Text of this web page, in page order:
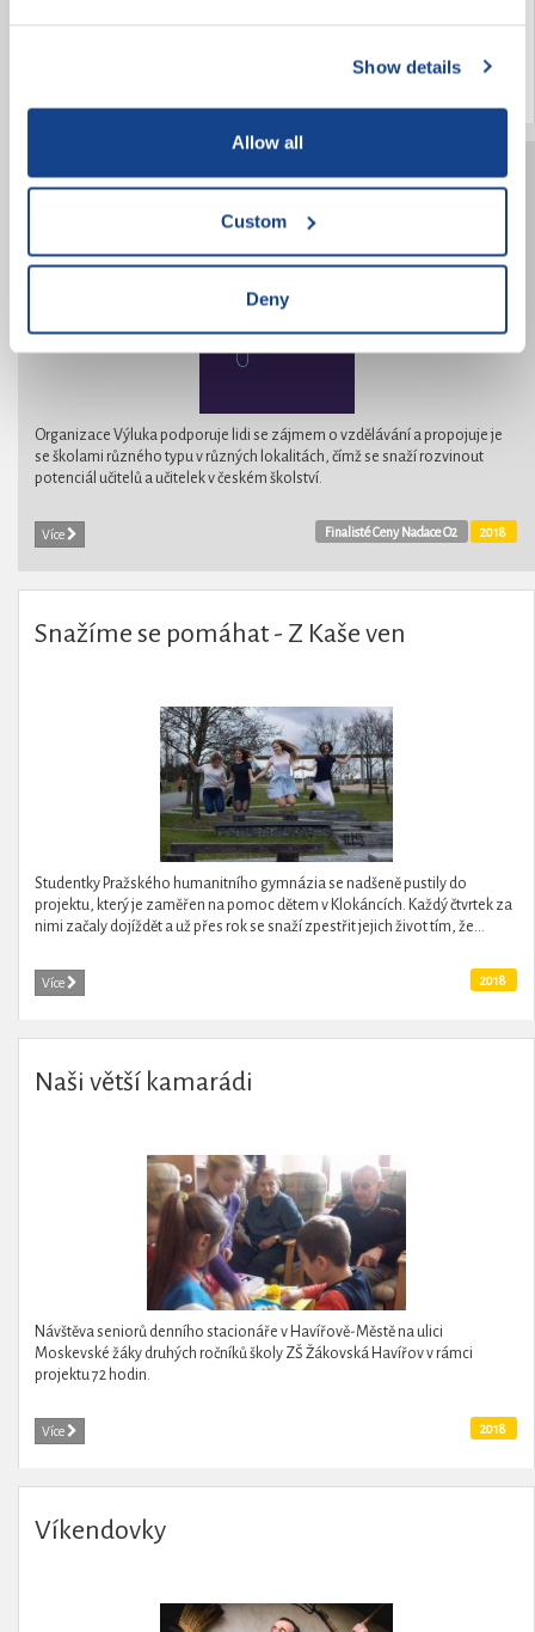
Show details
Allow all
Custom
Deny
Výluka
Organizace Výluka podporuje lidi se zájmem o vzdělávání a propojuje je
se školami různého typu v různých lokalitách, čímž se snaží rozvinout
potenciál učitelů a učitelek v českém školství.
Více 2018
Finalisté Ceny Nadace O2
Snažíme se pomáhat - Z Kaše ven
Studentky Pražského humanitního gymnázia se nadšeně pustily do
projektu, který je zaměřen na pomoc dětem v Klokáncích. Každý čtvrtek za
nimi začaly dojíždět a už přes rok se snaží zpestřit jejich život tím, že...
Více 2018
Naši větší kamarádi
Návštěva seniorů denního stacionáře v Havířově-Městě na ulici
Moskevské žáky druhých ročníků školy ZŠ Žákovská Havířov v rámci
projektu 72 hodin.
Více 2018
Víkendovky